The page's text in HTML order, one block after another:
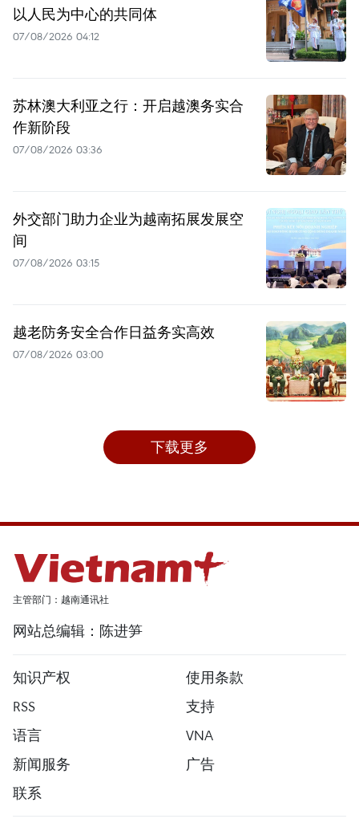
以人民为中心的共同体
07/08/2026 04:12
苏林澳大利亚之行：开启越澳务实合
作新阶段
07/08/2026 03:36
外交部门助力企业为越南拓展发展空
间
07/08/2026 03:15
越老防务安全合作日益务实高效
07/08/2026 03:00
下载更多
主管部门：越南通讯社
网站总编辑：陈进笋
知识产权
使用条款
RSS
支持
语言
VNA
新闻服务
广告
联系